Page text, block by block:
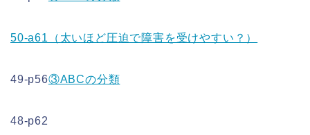
50-a61（太いほど圧迫で障害を受けやすい？）
49-p56③ABCの分類
48-p62